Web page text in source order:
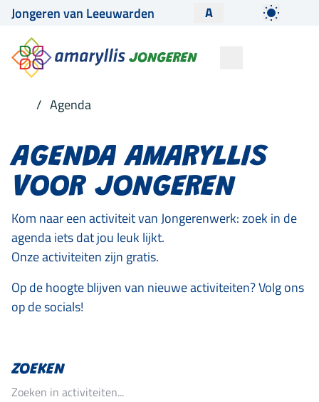
Jongeren van Leeuwarden A
Agenda
AGENDA AMARYLLIS
VOOR JONGEREN
Kom naar een activiteit van Jongerenwerk: zoek in de
agenda iets dat jou leuk lijkt.
Onze activiteiten zijn gratis.
Op de hoogte blijven van nieuwe activiteiten? Volg ons
op de socials!
ZOEKEN